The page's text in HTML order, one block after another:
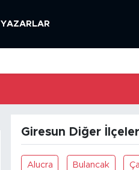
YAZARLAR
Giresun Diğer İlçeler
Alucra Bulancak